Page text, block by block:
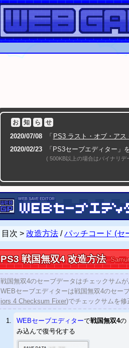
お 知 ら せ
2020/07/08 「 PS3 ラスト・オブ・ア
2020/02/23
「PS3セーブエディター」
( 500KB以上の場合はバイナリ
( バイオハザード HD／0／4、フ
2020/01/05 「PS1セーブデータ改造解
2020/01/05 「PS2セーブデータ改造解
2019/08/20 「PS1関連ツール・PS1セ
2019/08/20 「PS2関連ツール・PS2セ
2018/05/16 「PSPセーブエディター掲
2017/02/03 CYBER セーブエディター (
(PS4パッチコード改造掲示板 は
2016/09/15 「 ペルソナ5」の 改造 (復
2016/07/28 「討鬼伝2」 (Ver.1.00～
2016/06/30 「スーパーロボット大戦
セーブエディター掲示板
PS3パッチコード改造掲示板
WEB SAVE EDITOR
目次 > 改造方法 /パッチコード (セ
PS3戦国無双4改造方法
戦国無双4のセーブデータはチェックサム
iors 4 Checksum Fixer)でチェックサムを修
WEBセーブエディターで戦国無双4の
み込んで復号化する